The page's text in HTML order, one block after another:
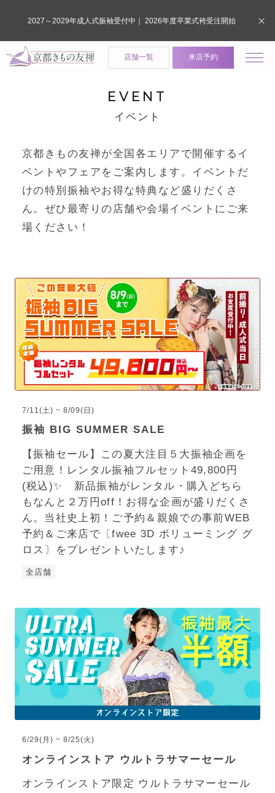
店舗一覧 来店予約
EVENT
イベント
京都きもの友禅が全国各エリアで開催するイ
ベントやフェアをご案内します。 イベントだ
けの特別振袖やお得な特典など盛りだくさ
ん。ぜひ最寄りの店舗や会場イベントにご来
場ください！
7/11(土) ~ 8/09(日)
振袖 BIG SUMMER SALE
【振袖セール】この夏大注目５大振袖企画を
ご用意！レンタル振袖フルセット49,800円
(税込)✨ 新品振袖がレンタル・購入どちら
もなんと２万円off！お得な企画が盛りだくさ
ん。当社史上初！ご予約＆親娘での事前WEB
予約＆ご来店で〔fwee 3D ボリューミング グ
ロス〕をプレゼントいたします♪
全店舗
6/29(月) ~ 8/25(火)
オンラインストア ウルトラサマーセール
オンラインストア限定 ウルトラサマーセール
2027～2029年成人式振袖受付中｜ 2026年度卒業式袴受注開始